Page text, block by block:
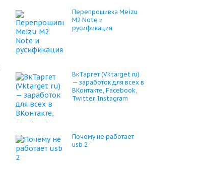
Перепрошивка Meizu
M2 Note и
русификация
ВкТаргет (Vktarget ru)
— заработок для всех в
ВКонтакте, Facebook,
Twitter, Instagram
Почему не работает
usb 2